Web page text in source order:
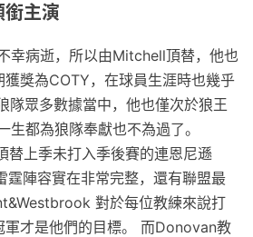
主演
幸病逝，所以由Mitchell頂替，他也
獲獎為COTY，在球員生涯時也幾乎
隊眾多數據當中，他也僅次於狼王
都為狼隊奉獻也不為過了。
替上季未打入季後賽的連恩尼遜
陣容實在非常完整，還有聯盟最
對於每位教練來說打
軍才是他們的目標。 而Donovan教